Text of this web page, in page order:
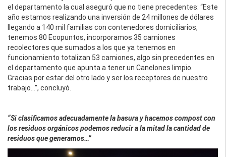
el departamento la cual aseguró que no tiene precedentes: “Este
año estamos realizando una inversión de 24 millones de dólares
llegando a 140 mil familias con contenedores domiciliarios,
tenemos 80 Ecopuntos, incorporamos 35 camiones
recolectores que sumados a los que ya tenemos en
funcionamiento totalizan 53 camiones, algo sin precedentes en
el departamento que apunta a tener un Canelones limpio.
Gracias por estar del otro lado y ser los receptores de nuestro
trabajo…”, concluyó.
“Si clasificamos adecuadamente la basura y hacemos compost con
los residuos orgánicos podemos reducir a la mitad la cantidad de
residuos que generamos…”